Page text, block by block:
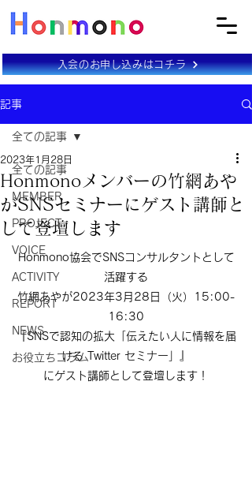
入会のお申し込みはコチラ
記事
全ての記事
MEMBER
PROJECT
VOICE
ACTIVITY
REPORT
NEWS
お役立ちコラム
全ての記事
Honmonoメンバーの竹網あや
がSNSセミナーにゲスト講師と
して登壇します
2023年1月28日
Honmono協会でSNSコンサルタントとして
活躍する
竹網あやが2023年3月28日（火）15:00-
16:30
『SNSで認知の拡大「伝えたい人に情報を届
ける Twitter セミナー」』
にゲスト講師として登壇します！